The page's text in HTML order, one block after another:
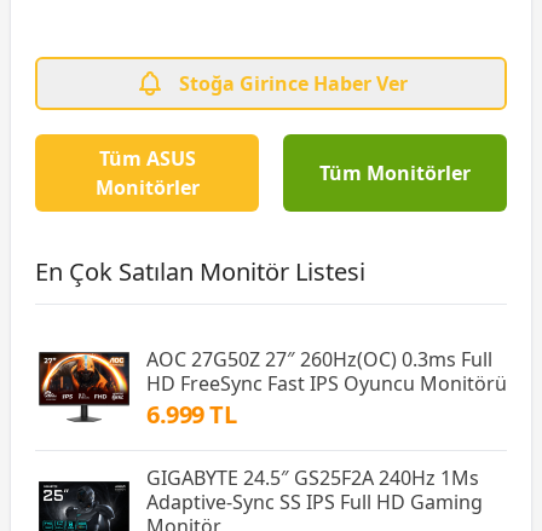
Stoğa Girince Haber Ver
Tüm ASUS
Monitörler
Tüm Monitörler
En Çok Satılan Monitör Listesi
AOC 27G50Z 27″ 260Hz(OC) 0.3ms Full
HD FreeSync Fast IPS Oyuncu Monitörü
6.999 TL
GIGABYTE 24.5″ GS25F2A 240Hz 1Ms
Adaptive-Sync SS IPS Full HD Gaming